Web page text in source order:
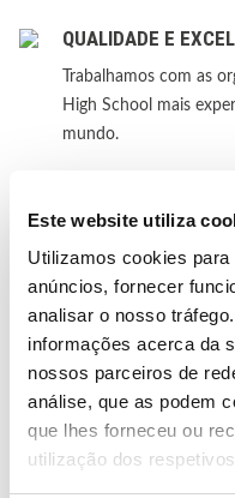
Este website utiliza
Utilizamos cookies
anúncios, fornecer
analisar o nosso
informações acerca da
nossos parceiros de
análise, que as podem
que lhes forneceu ou
utilização dos
QUALIDADE E
Trabalhamos com as
High School mais
mundo.
Acompanhamento
periódicos. Linha de
dia.
SUCESSO